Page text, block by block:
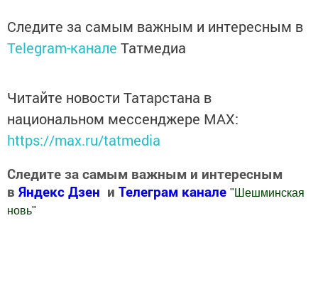
Следите за самым важным и интересным в
Telegram-канале Татмедиа
Читайте новости Татарстана в
национальном мессенджере MАХ:
https://max.ru/tatmedia
Следите за самым важным и интересным
в Яндекс Дзен и Телеграм канале " Шешминская
новь"